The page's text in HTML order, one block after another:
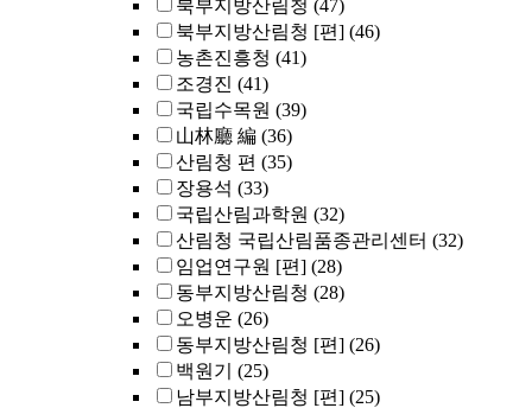
북부지방산림청 (47)
북부지방산림청 [편] (46)
농촌진흥청 (41)
조경진 (41)
국립수목원 (39)
山林廳 編 (36)
산림청 편 (35)
장용석 (33)
국립산림과학원 (32)
산림청 국립산림품종관리센터 (32)
임업연구원 [편] (28)
동부지방산림청 (28)
오병운 (26)
동부지방산림청 [편] (26)
백원기
(25)
남부지방산림청 [편] (25)